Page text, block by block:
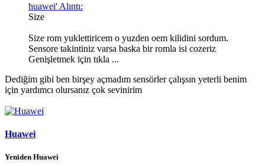
huawei' Alıntı:
Size
Size rom yuklettiricem o yuzden oem kilidini sordum.
Sensore takintiniz varsa baska bir romla isi cozeriz
Genişletmek için tıkla ...
Dediğim gibi ben birşey açmadım sensörler çalışsın yeterli benim
için yardımcı olursanız çok sevinirim
Huawei
Yeniden Huawei